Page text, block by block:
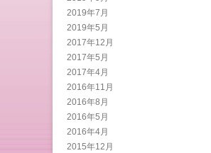
2019年7月
2019年5月
2017年12月
2017年5月
2017年4月
2016年11月
2016年8月
2016年5月
2016年4月
2015年12月